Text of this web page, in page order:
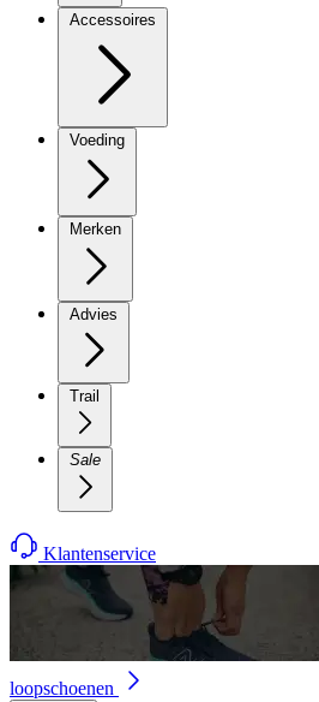
Accessoires
Voeding
Merken
Advies
Trail
Sale
Klantenservice
loopschoenen